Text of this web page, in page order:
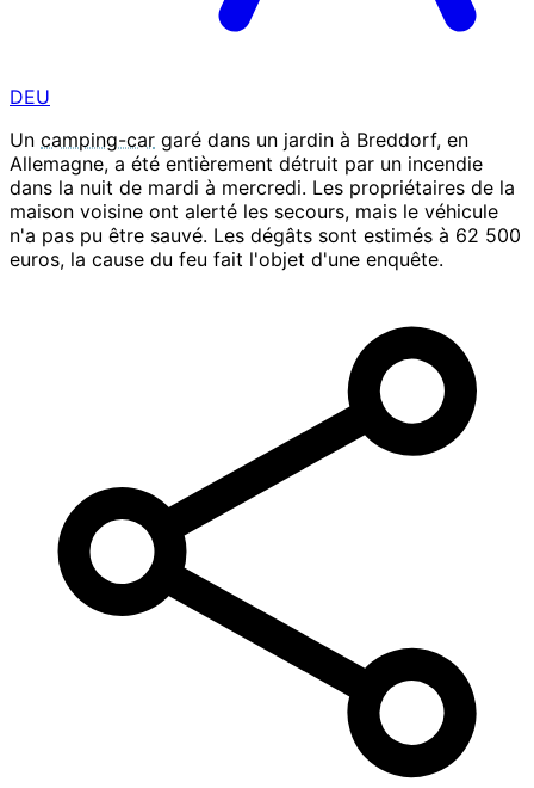
DEU
Un camping-car garé dans un jardin à Breddorf, en
Allemagne, a été entièrement détruit par un incendie
dans la nuit de mardi à mercredi. Les propriétaires de la
maison voisine ont alerté les secours, mais le véhicule
n'a pas pu être sauvé. Les dégâts sont estimés à 62 500
euros, la cause du feu fait l'objet d'une enquête.